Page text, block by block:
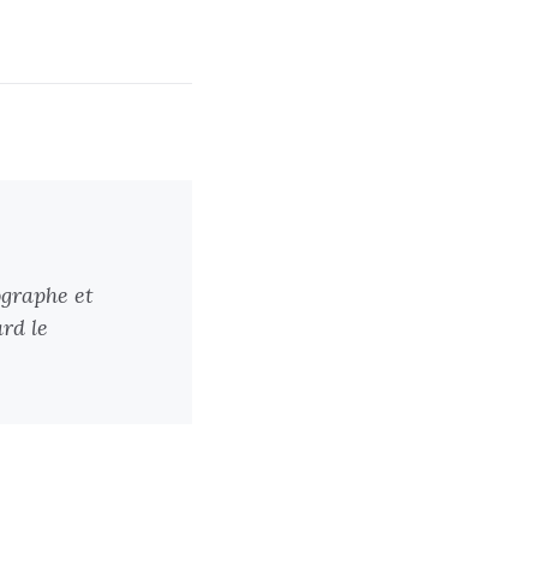
et
le